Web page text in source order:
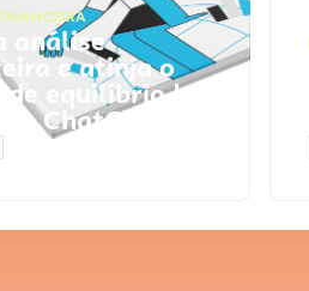
análise
e atinja o
de equilíbrio |
ChatGPT